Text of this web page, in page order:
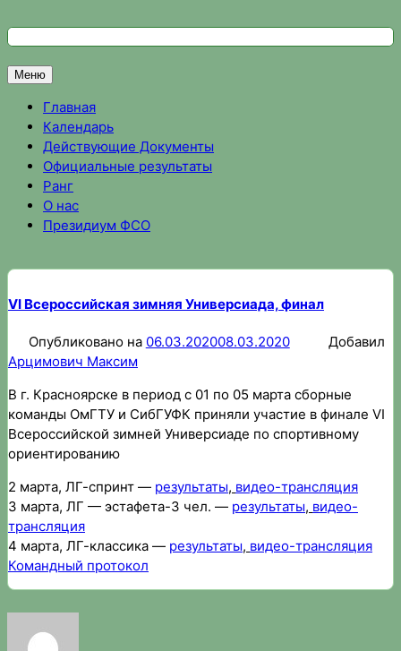
кФедерация спортивного ориентирования Омской области
Спортивное ориентирование в Омске, результаты
Меню
Главная
Календарь
Действующие Документы
Официальные результаты
Ранг
О нас
Президиум ФСО
VI Всероссийская зимняя Универсиада, финал
Опубликовано на 06.03.202008.03.2020
Добавил
Арцимович Максим
В г. Красноярске в период с 01 по 05 марта сборные
команды ОмГТУ и СибГУФК приняли участие в финале VI
Всероссийской зимней Универсиаде по спортивному
ориентированию
2 марта, ЛГ-спринт — результаты, видео-трансляция
3 марта, ЛГ — эстафета-3 чел. — результаты, видео-
трансляция
4 марта, ЛГ-классика — результаты, видео-трансляция
Командный протокол